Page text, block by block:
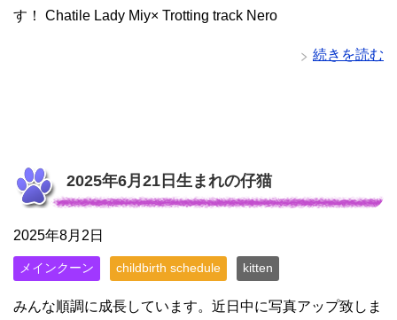
す！ Chatile Lady Miy× Trotting track Nero
続きを読む
2025年6月21日生まれの仔猫
2025年8月2日
メインクーン childbirth schedule kitten
みんな順調に成長しています。近日中に写真アップ致しま